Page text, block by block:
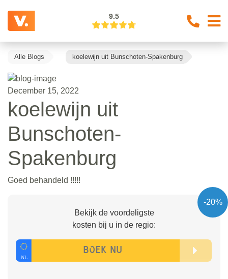
9.5
Alle Blogs koelewijn uit Bunschoten-Spakenburg
December 15, 2022
koelewijn uit
Bunschoten-
Spakenburg
Goed behandeld !!!!!
-20%
Bekijk de voordeligste
kosten bij u in de regio: